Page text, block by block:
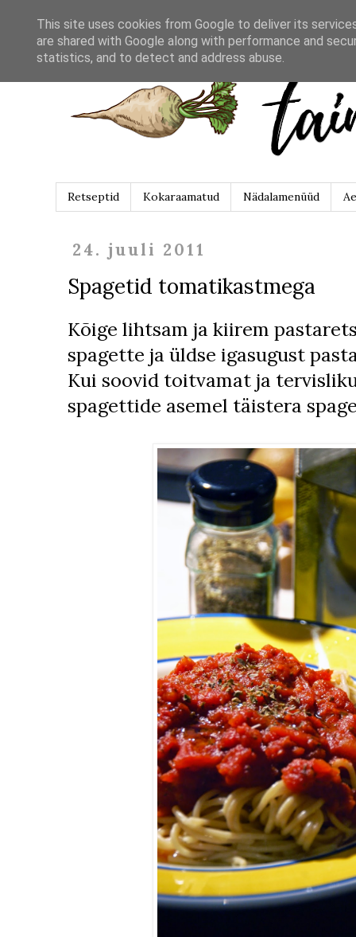
Retseptid Kokaraamatud Nädalamenüüd
24. juuli 2011
Spagetid tomatikastmega
Kõige lihtsam ja kiirem
spagette ja üldse igasugust
Kui soovid toitvamat ja
spagettide asemel täistera
This site uses cookies from Google to deliver its
are shared with Google along with performance and
statistics, and to detect and address abuse.